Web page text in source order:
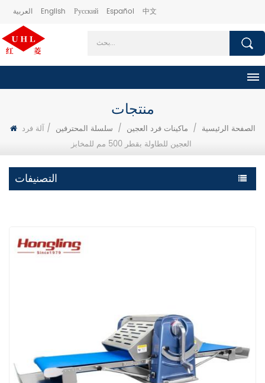
العربية English Русский Español 中文
منتجات
الصفحة الرئيسية / ماكينات فرد العجين / سلسلة المحترفين / آلة فرد
العجين للطاولة بقطر 500 مم للمخابز
التصنيفات